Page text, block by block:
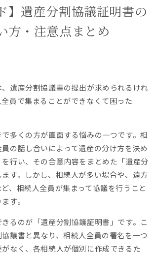
検索
非課税
遺言書より遺留分の権利の方が強
い！遺留分でもめない遺言の残し
方
【遺産分割協議書の5つの提出先】
手続きの内容と提出期限を解説
】遺産分割協議証明書の
方・注意点まとめ
、遺産分割協議書の提出が求められるけれ
員で集まることができなくて困った
多くの方が直面する悩みの一つです。相
の話し合いによって遺産の分け方を決め
行い、その合意内容をまとめた「遺産分
す。しかし、相続人が多い場合や、遠方
、相続人全員が集まって協議を行うこと
す。
るのが「遺産分割協議証明書」です。こ
議書と異なり、相続人全員の署名を一つ
なく、各相続人が個別に作成できるた